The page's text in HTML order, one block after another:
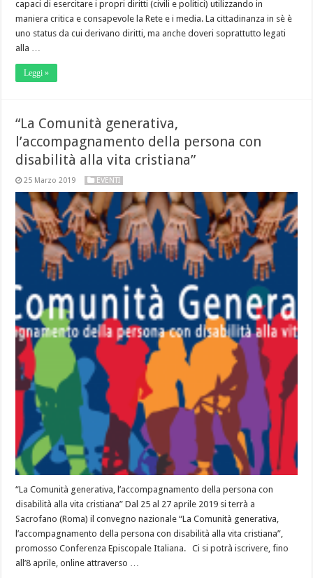
capaci di esercitare i propri diritti (civili e politici) utilizzando in
maniera critica e consapevole la Rete e i media. La cittadinanza in sè è
uno status da cui derivano diritti, ma anche doveri soprattutto legati
alla …
Leggi »
“La Comunità generativa,
l’accompagnamento della persona con
disabilità alla vita cristiana”
25 Marzo 2019 EVENTI
“La Comunità generativa, l’accompagnamento della persona con
disabilità alla vita cristiana” Dal 25 al 27 aprile 2019 si terrà a
Sacrofano (Roma) il convegno nazionale “La Comunità generativa,
l’accompagnamento della persona con disabilità alla vita cristiana”,
promosso Conferenza Episcopale Italiana. Ci si potrà iscrivere, fino
all’8 aprile, online attraverso …